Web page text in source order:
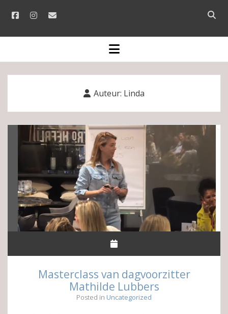
facebookinstagram
email
Open
bar
open
menu
Auteur: Linda
Masterclass van dagvoorzitter
Mathilde Lubbers
Posted in Uncategorized